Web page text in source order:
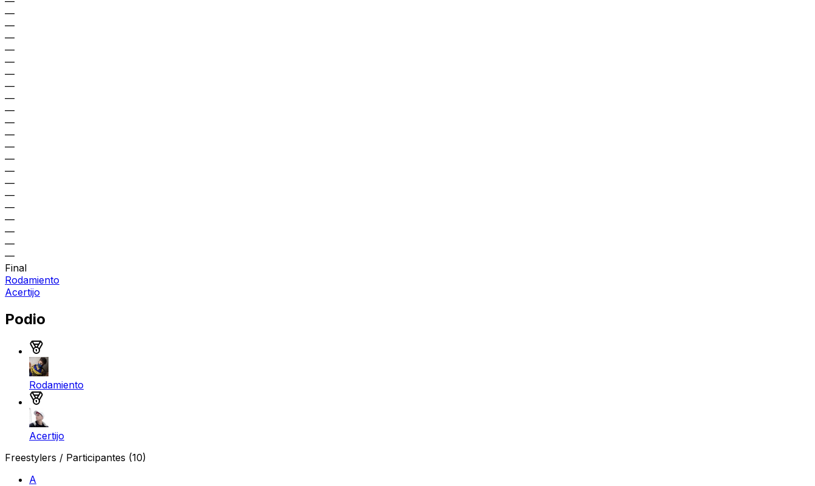
—
—
—
—
—
—
—
—
—
—
—
—
—
—
—
—
—
—
—
—
—
Final
Rodamiento
Acertijo
Podio
Rodamiento
Acertijo
Freestylers / Participantes (10)
A